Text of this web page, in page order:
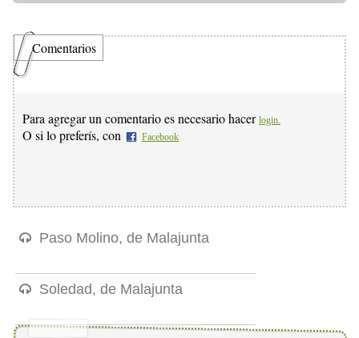
Comentarios
Para agregar un comentario es necesario hacer login.
O si lo preferís, con Facebook
Paso Molino, de Malajunta
Soledad, de Malajunta